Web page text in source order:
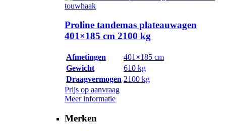
Proline tandemas plateauwagen
401×185 cm 2100 kg
Afmetingen
401×185 cm
Gewicht
610 kg
Draagvermogen 2100 kg
Prijs op aanvraag
Meer informatie
Merken